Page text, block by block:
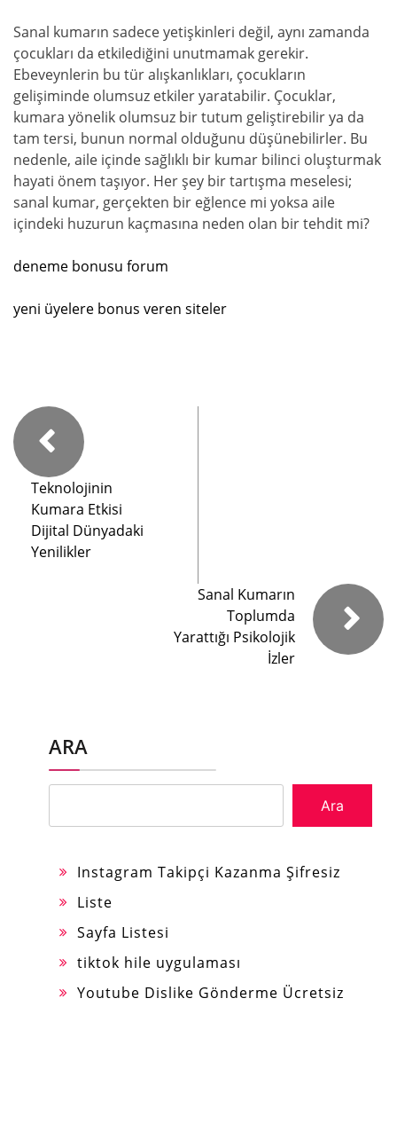
Sanal kumarın sadece yetişkinleri değil, aynı zamanda
çocukları da etkilediğini unutmamak gerekir.
Ebeveynlerin bu tür alışkanlıkları, çocukların
gelişiminde olumsuz etkiler yaratabilir. Çocuklar,
kumara yönelik olumsuz bir tutum geliştirebilir ya da
tam tersi, bunun normal olduğunu düşünebilirler. Bu
nedenle, aile içinde sağlıklı bir kumar bilinci oluşturmak
hayati önem taşıyor. Her şey bir tartışma meselesi;
sanal kumar, gerçekten bir eğlence mi yoksa aile
içindeki huzurun kaçmasına neden olan bir tehdit mi?
deneme bonusu forum
yeni üyelere bonus veren siteler
Teknolojinin
Kumara Etkisi
Dijital Dünyadaki
Yenilikler
Sanal Kumarın
Toplumda
Yarattığı Psikolojik
İzler
ARA
Ara
Instagram Takipçi Kazanma Şifresiz
Liste
Sayfa Listesi
tiktok hile uygulaması
Youtube Dislike Gönderme Ücretsiz